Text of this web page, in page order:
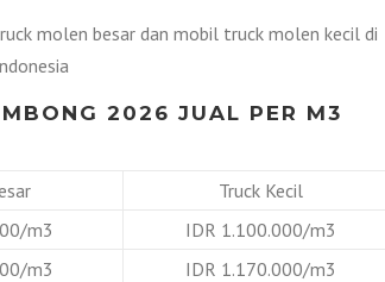
molen besar dan mobil truck molen kecil di
2026 JUAL PER M3
Truck Kecil
m3
IDR 1.100.000/m3
m3
IDR 1.170.000/m3